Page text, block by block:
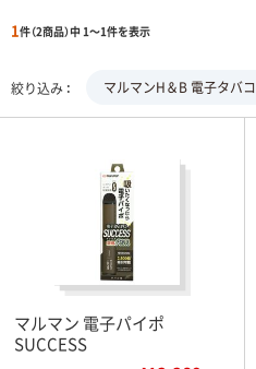
1件（2商品）中 1～1件を表示
絞り込み マルマンH＆B 電子タバコ
マルマン 電子パイポ
SUCCESS